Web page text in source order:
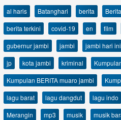
al haris Batanghari berita
berita terkini
covid-19 en film
gubernur jambi
jambi jambi hari ini
jp
kota jambi kriminal
Kumpulan BERITA muaro jambi
lagu barat
lagu dangdut lagu indo
Merangin
mp3 musik musik